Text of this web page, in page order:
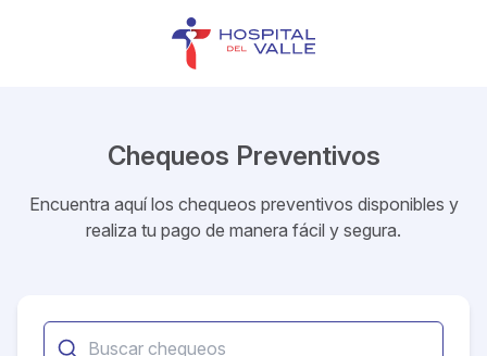
Chequeos Preventivos
Encuentra aquí los chequeos preventivos disponibles y
realiza tu pago de manera fácil y segura.